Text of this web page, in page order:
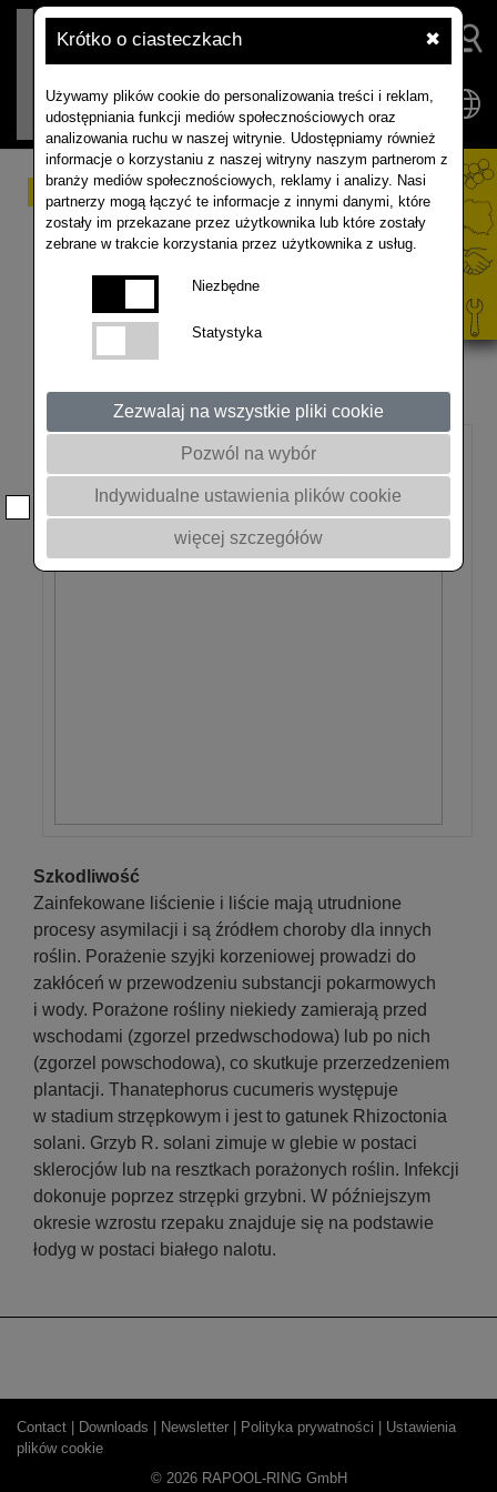
Krótko o ciasteczkach ✖
Używamy plików cookie do personalizowania treści i reklam,
udostępniania funkcji mediów społecznościowych oraz
analizowania ruchu w naszej witrynie. Udostępniamy również
informacje o korzystaniu z naszej witryny naszym partnerom z
branży mediów społecznościowych, reklamy i analizy. Nasi
partnerzy mogą łączyć te informacje z innymi danymi, które
zostały im przekazane przez użytkownika lub które zostały
zebrane w trakcie korzystania przez użytkownika z usług.
Niezbędne
Statystyka
Zezwalaj na wszystkie pliki cookie
Pozwól na wybór
Indywidualne ustawienia plików cookie
więcej szczegółów
Zgorzel siewek
Siewka– brunatne, owalne nekrozy na szyjce
korzeniowej i (lub) korzeniu z czasem obejmujące cały
Liścienie– chlorotyczne lub brunatne nekrozy.
Łodyga– biały nalot (opilśń) wytworzony przez
– zaprawianie nasion
Szkodliwość
Zainfekowane liścienie i liście mają utrudnione
procesy asymilacji i są źródłem choroby dla innych
roślin. Porażenie szyjki korzeniowej prowadzi do
zakłóceń w przewodzeniu substancji pokarmowych
i wody. Porażone rośliny niekiedy zamierają przed
wschodami (zgorzel przedwschodowa) lub po nich
(zgorzel powschodowa), co skutkuje przerzedzeniem
plantacji. Thanatephorus cucumeris występuje
w stadium strzępkowym i jest to gatunek Rhizoctonia
solani. Grzyb R. solani zimuje w glebie w postaci
sklerocjów lub na resztkach porażonych roślin. Infekcji
dokonuje poprzez strzępki grzybni. W późniejszym
okresie wzrostu rzepaku znajduje się na podstawie
łodyg w postaci białego nalotu.
Contact | Downloads | Newsletter | Polityka prywatności | Ustawienia
plików cookie
© 2026 RAPOOL-RING GmbH